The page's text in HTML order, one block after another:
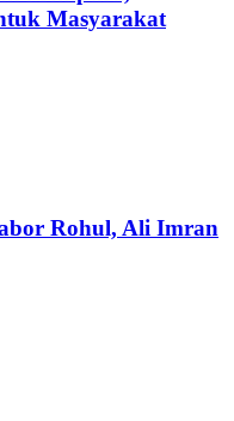
Masyarakat
Rohul, Ali Imran